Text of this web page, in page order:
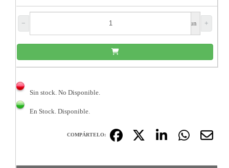
− un +
Sin stock. No Disponible.
En Stock. Disponible.
COMPÁRTELO: